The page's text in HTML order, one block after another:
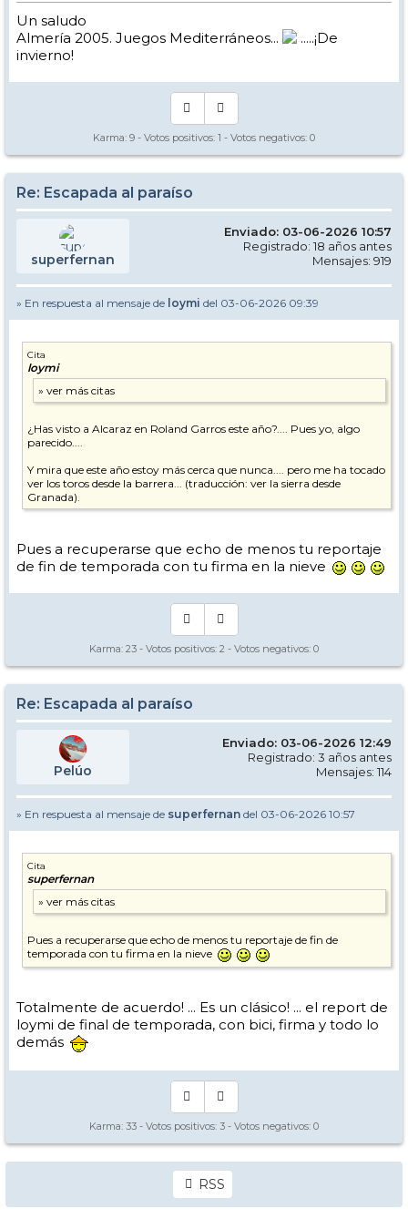
Un saludo
Almería 2005. Juegos Mediterráneos...
.....¡De
invierno!
Karma: 9 - Votos positivos: 1 - Votos negativos: 0
Re: Escapada al paraíso
superfernan
Enviado: 03-06-2026 10:57
Registrado: 18 años antes
Mensajes: 919
» En respuesta al mensaje de loymi del 03-06-2026 09:39
Cita
loymi
¿Has visto a Alcaraz en Roland Garros este año?.... Pues yo, algo
parecido....
Y mira que este año estoy más cerca que nunca.... pero me ha tocado
ver los toros desde la barrera... (traducción: ver la sierra desde
Granada).
Pues a recuperarse que echo de menos tu reportaje
de fin de temporada con tu firma en la nieve
Karma: 23 - Votos positivos: 2 - Votos negativos: 0
Re: Escapada al paraíso
Pelúo
Enviado: 03-06-2026 12:49
Registrado: 3 años antes
Mensajes: 114
» En respuesta al mensaje de superfernan del 03-06-2026 10:57
Cita
superfernan
Pues a recuperarse que echo de menos tu reportaje de fin de
temporada con tu firma en la nieve
Totalmente de acuerdo! ... Es un clásico! ... el report de
loymi de final de temporada, con bici, firma y todo lo
demás
Karma: 33 - Votos positivos: 3 - Votos negativos: 0
RSS